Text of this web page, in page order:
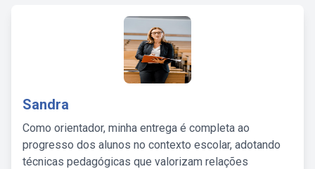
Sandra
Como orientador, minha entrega é completa ao
progresso dos alunos no contexto escolar, adotando
técnicas pedagógicas que valorizam relações